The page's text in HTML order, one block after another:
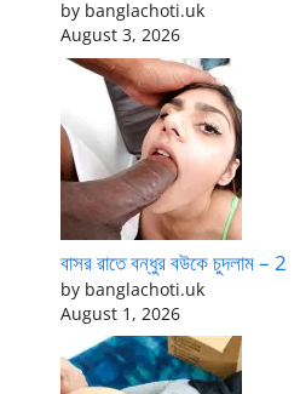
by banglachoti.uk
August 3, 2026
বাসর রাতে বন্ধুর বউকে চুদলাম – 2
by banglachoti.uk
August 1, 2026